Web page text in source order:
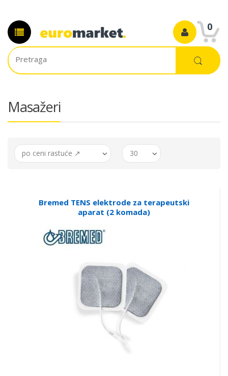
0
Masažeri
po ceni rastuće ↗ 30
Bremed TENS elektrode za terapeutski
aparat (2 komada)